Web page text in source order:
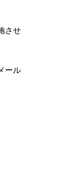
させ
ール